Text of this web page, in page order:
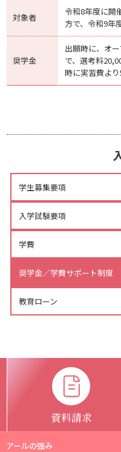
対象者
令和8年度に開
方で、令和9年
奨学金
出願時に、オ
で、選考料
時に実習費より
学生募集要項
入学試験要項
学費
奨学金／学費サポート制度
教育ローン
資料請求
アールの強み